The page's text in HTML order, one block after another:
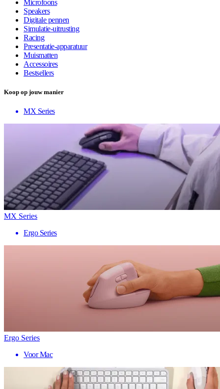
Microfoons
Speakers
Digitale pennen
Simulatie-uitrusting
Racing
Presentatie-apparatuur
Muismatten
Accessoires
Bestsellers
Koop op jouw manier
MX Series
MX Series
Ergo Series
Ergo Series
Voor Mac